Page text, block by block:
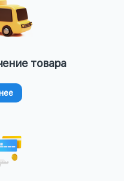
товара